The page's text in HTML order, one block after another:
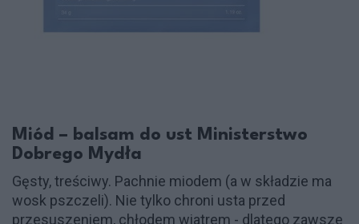
Miód – balsam do ust Ministerstwo
Dobrego Mydła
Gęsty, treściwy. Pachnie miodem (a w składzie ma
wosk pszczeli). Nie tylko chroni usta przed
przesuszeniem, chłodem wiatrem - dlatego zawsze